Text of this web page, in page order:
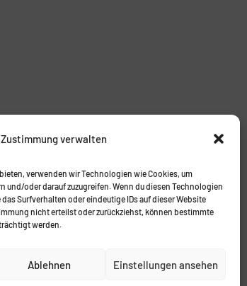
Zustimmung verwalten
verwenden wir Technologien wie Cookies, um
und/oder darauf zuzugreifen. Wenn du diesen Technologien
Surfverhalten oder eindeutige IDs auf dieser Website
nicht erteilst oder zurückziehst, können bestimmte
werden.
Ablehnen Einstellungen ansehen